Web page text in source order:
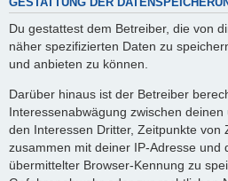
GESTATTUNG DER
Du gestattest dem Betreiber, die von
näher spezifizierten Daten zu
und anbieten zu können.
Darüber hinaus ist der Betreiber
Interessenabwägung zwischen
den Interessen Dritter, Zeitpunkte von
zusammen mit deiner IP-Adresse und
übermittelter Browser-Kennung zu